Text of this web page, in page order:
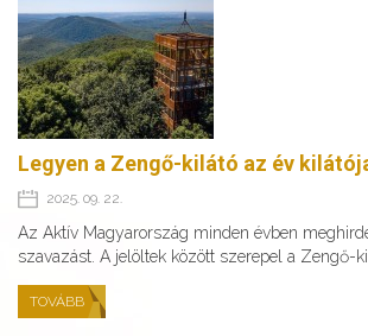
Legyen a Zengő-kilátó az év
2025. 09. 22.
Az Aktív Magyarország minden évben
szavazást. A jelöltek között szerepel a Zengő-
TOVÁBB